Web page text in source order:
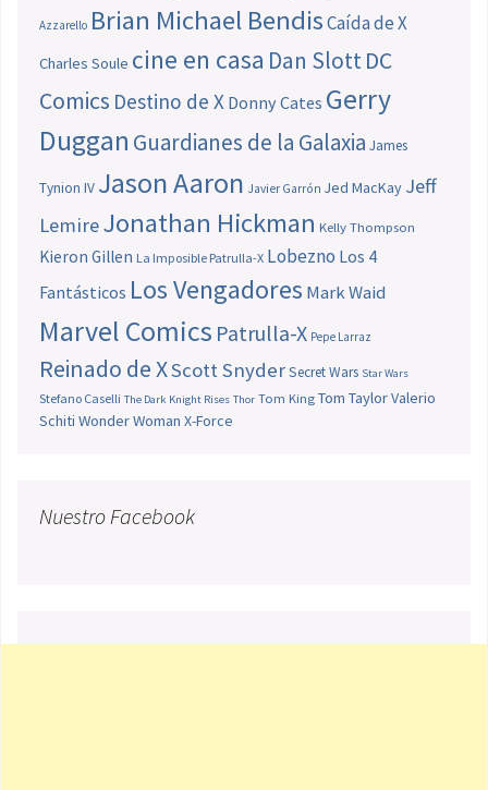
Azzarello Brian Michael BendisCaída de X
Charles Soule cine en casa Dan SlottDC
Comics Destino de X Donny Cates Gerry
Duggan Guardianes de la Galaxia James
Tynion IV Jason Aaron Javier Garrón Jed MacKay Jeff
LemireJonathan Hickman Kelly Thompson
Kieron Gillen La Imposible Patrulla-X Lobezno Los 4
Fantásticos Los Vengadores Mark Waid
Marvel Comics Patrulla-X Pepe Larraz
Reinado de XScott SnyderSecret Wars Star Wars
Stefano Caselli The Dark Knight Rises Thor Tom King Tom TaylorValerio
Schiti Wonder Woman X-Force
Nuestro Facebook